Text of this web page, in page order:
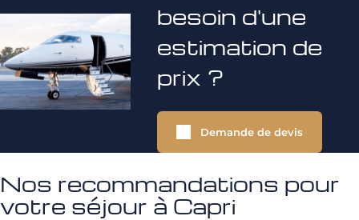
besoin d'une
estimation de
prix ?
Demande de devis
Nos recommandations pour
votre séjour à Capri